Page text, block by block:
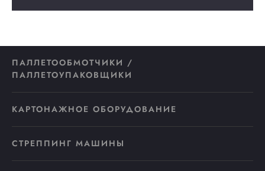
ПАЛЛЕТООБМОТЧИКИ /
ПАЛЛЕТОУПАКОВЩИКИ
КАРТОНАЖНОЕ ОБОРУДОВАНИЕ
СТРЕППИНГ МАШИНЫ